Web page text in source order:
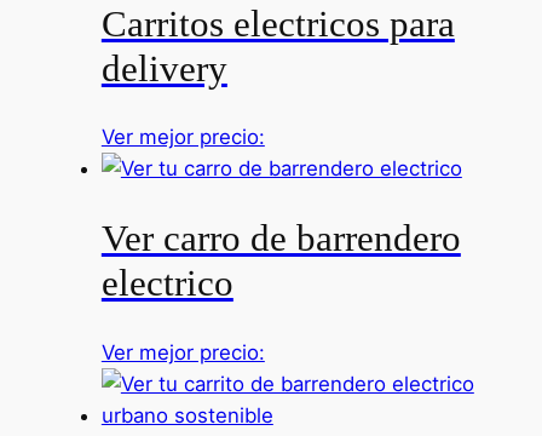
Carritos electricos para
delivery
Ver mejor precio:
Ver carro de barrendero
electrico
Ver mejor precio: